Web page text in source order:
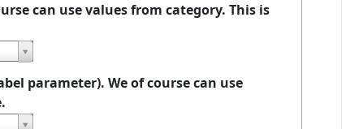
can use values from category. This is
parameter). We of course can use